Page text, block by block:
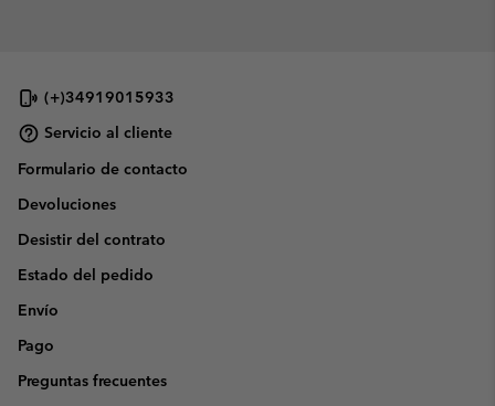
(+)34919015933
Servicio al cliente
Formulario de contacto
Devoluciones
Desistir del contrato
Estado del pedido
Envío
Pago
Preguntas frecuentes